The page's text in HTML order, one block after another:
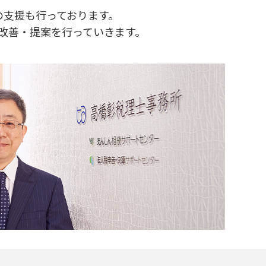
援も行っております。
・提案を行っていきます。